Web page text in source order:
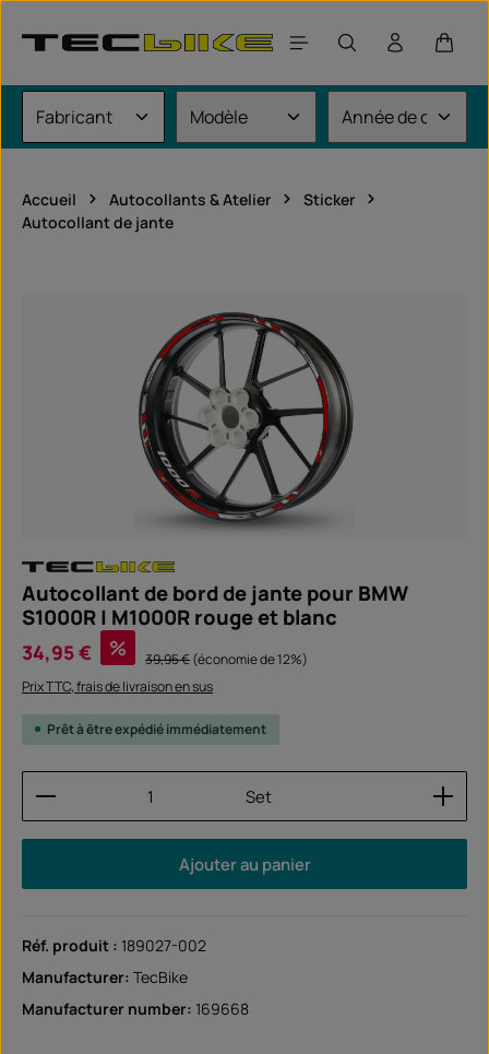
Le
Accueil Autocollants & Atelier
Sticker
Autocollant de jante
Autocollant de bord de jante pour BMW
S1000R | M1000R rouge et blanc
Prix de vente :
34,95 € % Prix régulier :
39,95 €(économie de 12%)
Prix TTC, frais de livraison en sus
Prêt à être expédié immédiatement
Quantité de produit : Entrez la quantité
Set
Ajouter au panier
Réf. produit : 189027-002
Manufacturer: TecBike
Manufacturer number: 169668